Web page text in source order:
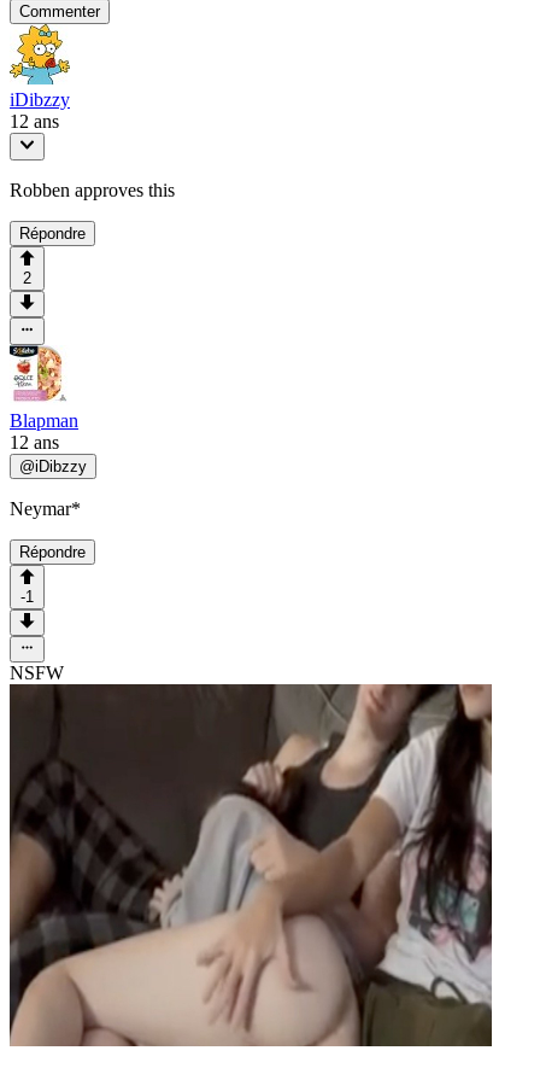
Commenter
iDibzzy
12 ans
Robben approves this
Répondre
2
Blapman
12 ans
@iDibzzy
Neymar*
Répondre
-1
NSFW